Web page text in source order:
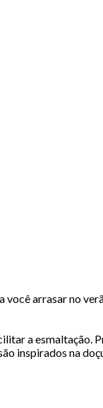
arrasar no
a esmaltação.
inspirados na